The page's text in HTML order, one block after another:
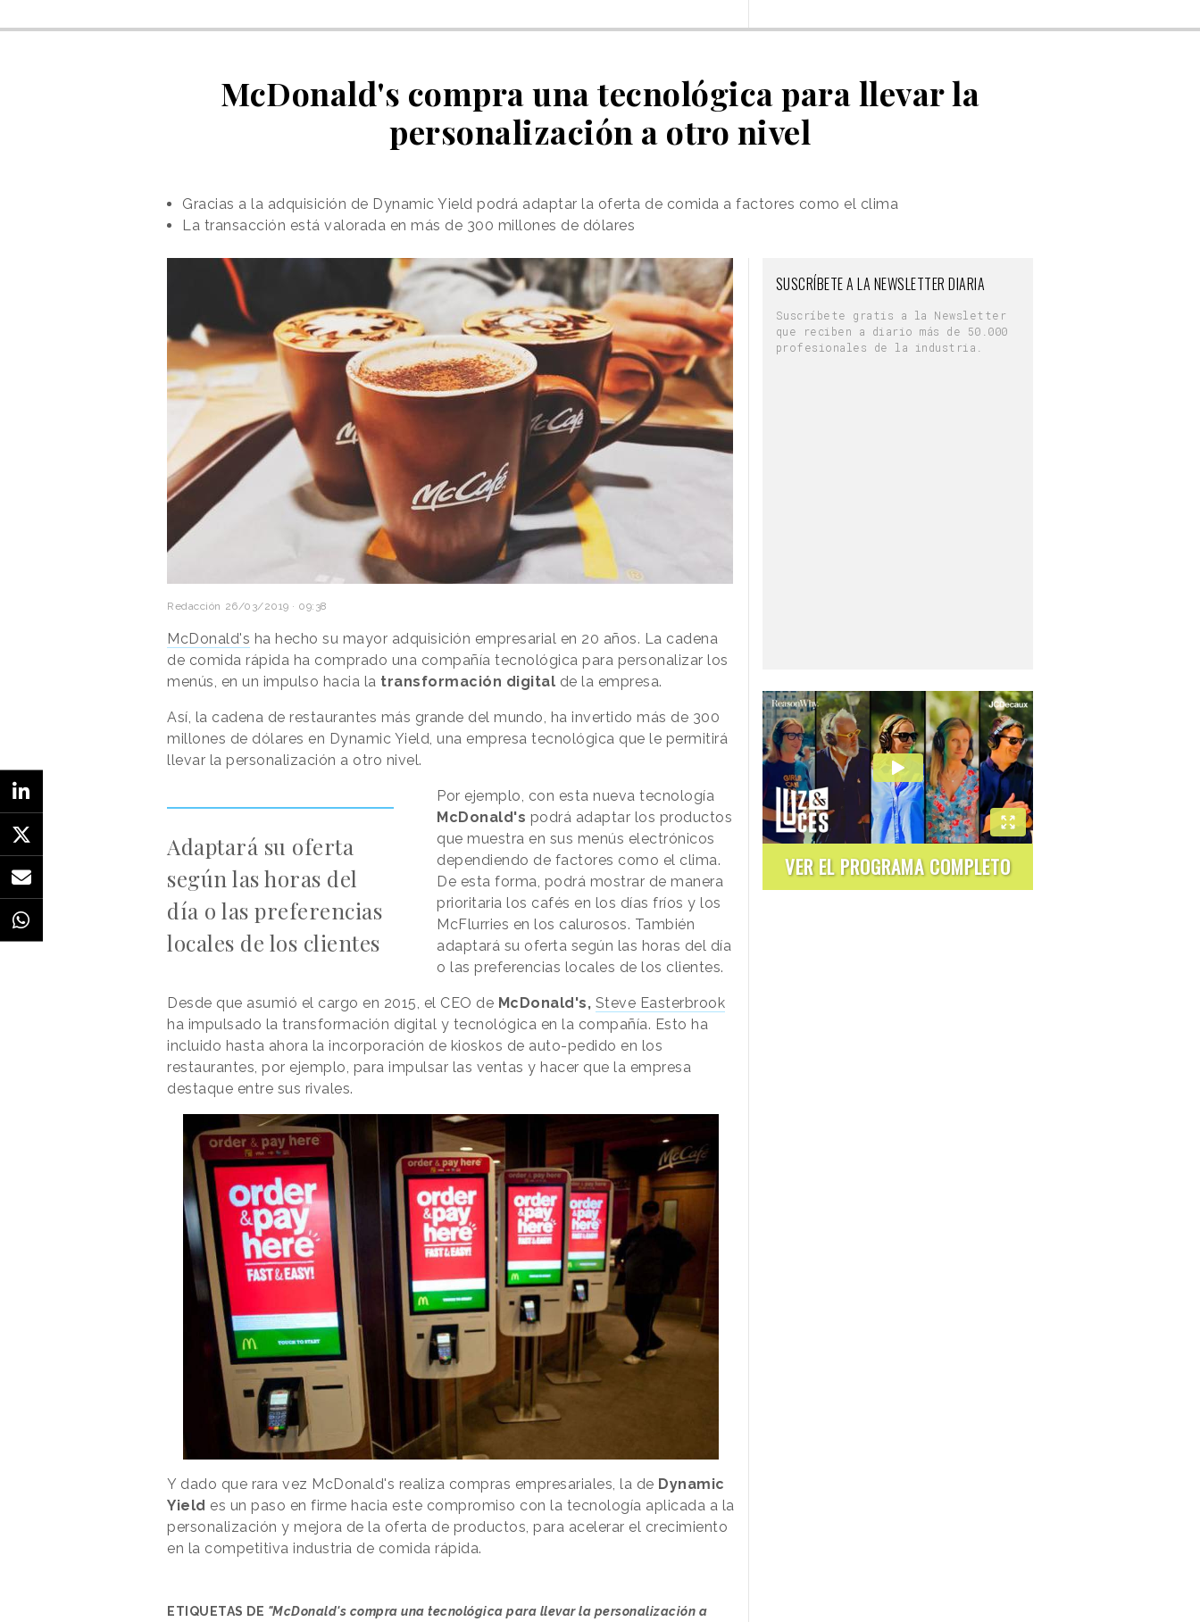
McDonald's compra una tecnológica para llevar la
personalización a otro nivel
Gracias a la adquisición de Dynamic Yield podrá adaptar la oferta de comida a factores como el clima
La transacción está valorada en más de 300 millones de dólares
Redacción 26/03/2019 · 09:38
McDonald's ha hecho su mayor adquisición empresarial en 20 años. La cadena
de comida rápida ha comprado una compañía tecnológica para personalizar los
menús, en un impulso hacia la transformación digital de la empresa.
Así, la cadena de restaurantes más grande del mundo, ha invertido más de 300
millones de dólares en Dynamic Yield, una empresa tecnológica que le permitirá
llevar la personalización a otro nivel.
Adaptará su oferta
según las horas del
día o las preferencias
locales de los clientes
Por ejemplo, con esta nueva tecnología
McDonald's podrá adaptar los productos
que muestra en sus menús electrónicos
dependiendo de factores como el clima.
De esta forma, podrá mostrar de manera
prioritaria los cafés en los días fríos y los
McFlurries en los calurosos. También
adaptará su oferta según las horas del día
o las preferencias locales de los clientes.
Desde que asumió el cargo en 2015, el CEO de McDonald's, Steve Easterbrook
ha impulsado la transformación digital y tecnológica en la compañía. Esto ha
incluido hasta ahora la incorporación de kioskos de auto-pedido en los
restaurantes, por ejemplo, para impulsar las ventas y hacer que la empresa
destaque entre sus rivales.
Y dado que rara vez McDonald's realiza compras empresariales, la de Dynamic
Yield es un paso en firme hacia este compromiso con la tecnología aplicada a la
personalización y mejora de la oferta de productos, para acelerar el crecimiento
en la competitiva industria de comida rápida.
ETIQUETAS DE "McDonald's compra una tecnológica para llevar la personalización a
SUSCRÍBETE A LA NEWSLETTER DIARIA
Suscríbete gratis a la Newsletter
que reciben a diario más de 50.000
profesionales de la industria.
VER EL PROGRAMA COMPLETO